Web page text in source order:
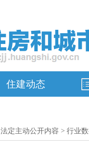
住建动态
法定主动公开内容 > 行业